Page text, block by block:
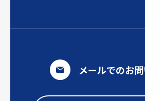
メールでのお